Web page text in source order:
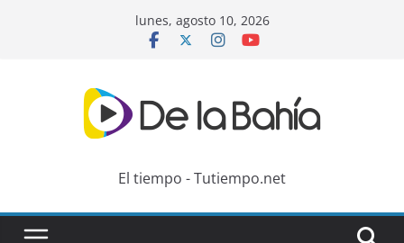
lunes, agosto 10, 2026
El tiempo - Tutiempo.net